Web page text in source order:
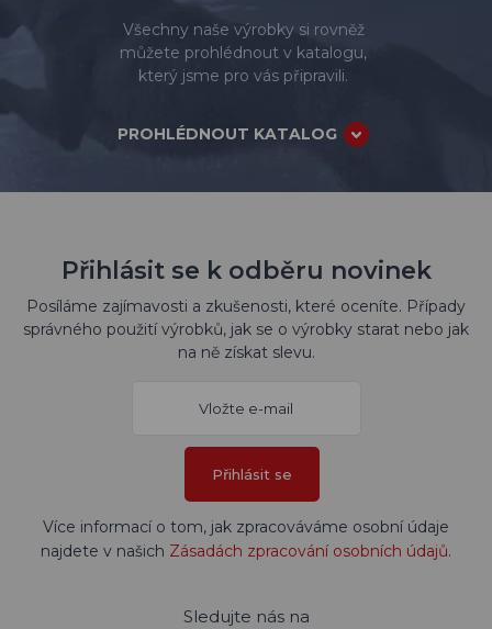
Všechny naše výrobky si rovněž
můžete prohlédnout v katalogu,
který jsme pro vás připravili.
PROHLÉDNOUT KATALOG
Přihlásit se k odběru novinek
Posíláme zajímavosti a zkušenosti, které oceníte. Případy
správného použití výrobků, jak se o výrobky starat nebo jak
na ně získat slevu.
Přihlásit se
Více informací o tom, jak zpracováváme osobní údaje
najdete v našich Zásadách zpracování osobních údajů.
Sledujte nás na